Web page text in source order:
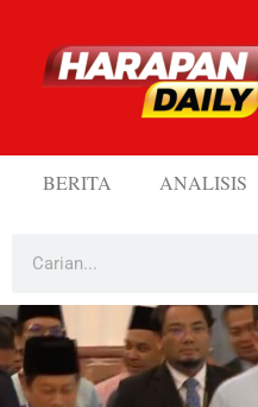
BERITA ANALISIS